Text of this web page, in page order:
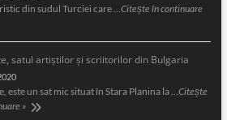
din sudul Turciei care … Citește în continuare
satul artiştilor şi scriitorilor din Bulgaria
este un sat mic situat în Stara Planina la … Citește
»